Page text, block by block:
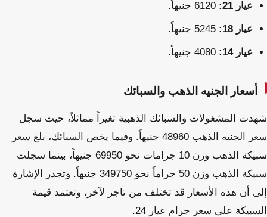
عيار 21:
عيار 18:
عيار 14:
أسعار الجنيه الذهب والسبائك
شهدت المشغولات والسبائك الذهبية تغيراً مماثلاً، حيث سجل
سعر الجنيه الذهب 48960 جنيهاً. وفيما يخص السبائك، بلغ سعر
سبيكة الذهب وزن 10 جرامات نحو 69950 جنيهاً، بينما سجلت
سبيكة الذهب وزن 50 جراماً نحو 349750 جنيهاً. وتجدر الإشارة
إلى أن هذه الأسعار قد تختلف من تاجر لآخر، وتعتمد قيمة
السبيكة على سعر جرام عيار 24.